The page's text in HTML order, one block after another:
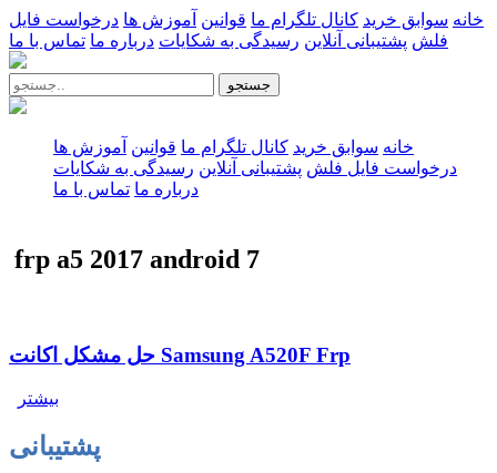
خانه سوابق خرید کانال تلگرام ما قوانین آموزش ها درخواست فایل
فلش پشتیبانی آنلاین رسیدگی به شکایات درباره ما تماس با ما
جستجو
خانه سوابق خرید کانال تلگرام ما قوانین آموزش ها
درخواست فایل فلش پشتیبانی آنلاین رسیدگی به شکایات
درباره ما تماس با ما
frp a5 2017 android 7
حل مشکل اکانت Samsung A520F Frp
بیشتر
پشتیبانی